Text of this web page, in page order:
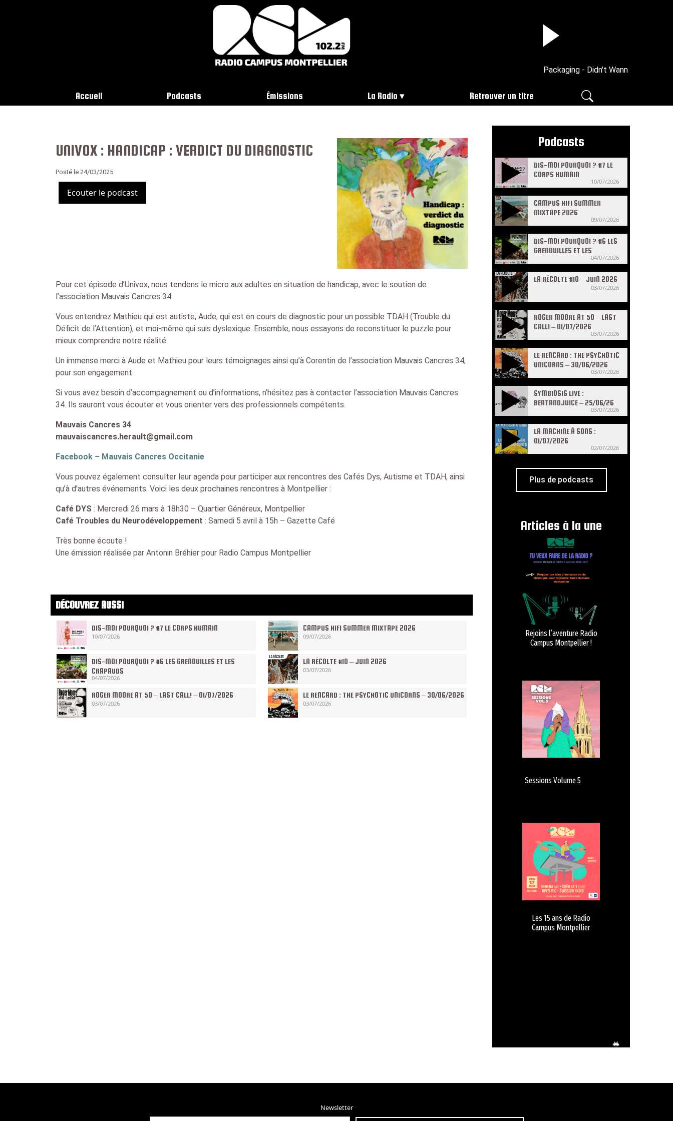
Packaging - Didn't Wanna Stay
Accueil Podcasts Émissions La Radio Retrouver un titre
UNIVOX : HANDICAP : VERDICT DU DIAGNOSTIC
Posté le 24/03/2025
Ecouter le podcast
Pour cet épisode d’Univox, nous tendons le micro aux adultes en situation de handicap, avec le soutien de
l’association Mauvais Cancres 34.
Vous entendrez Mathieu qui est autiste, Aude, qui est en cours de diagnostic pour un possible TDAH (Trouble du
Déficit de l’Attention), et moi-même qui suis dyslexique. Ensemble, nous essayons de reconstituer le puzzle pour
mieux comprendre notre réalité.
Un immense merci à Aude et Mathieu pour leurs témoignages ainsi qu’à Corentin de l’association Mauvais Cancres 34,
pour son engagement.
Si vous avez besoin d’accompagnement ou d’informations, n’hésitez pas à contacter l’association Mauvais Cancres
34. Ils sauront vous écouter et vous orienter vers des professionnels compétents.
Mauvais Cancres 34
mauvaiscancres.herault@gmail.com
Facebook – Mauvais Cancres Occitanie
Vous pouvez également consulter leur agenda pour participer aux rencontres des Cafés Dys, Autisme et TDAH, ainsi
qu’à d’autres événements. Voici les deux prochaines rencontres à Montpellier :
Café DYS : Mercredi 26 mars à 18h30 – Quartier Généreux, Montpellier
Café Troubles du Neurodéveloppement : Samedi 5 avril à 15h – Gazette Café
Très bonne écoute !
Une émission réalisée par Antonin Bréhier pour Radio Campus Montpellier
DÉCOUVREZ AUSSI
DIS-MOI POURQUOI ? #7 LE CORPS HUMAIN
10/07/2026
CAMPUS HIFI SUMMER MIXTAPE 2026
09/07/2026
DIS-MOI POURQUOI ? #6 LES GRENOUILLES ET LES
CRAPAUDS
04/07/2026
LA RÉCOLTE #10 – JUIN 2026
03/07/2026
ROGER MOORE AT 50 – LAST CALL! – 01/07/2026
03/07/2026
LE RENCARD : THE PSYCHOTIC UNICORNS – 30/06/2026
03/07/2026
Podcasts
DIS-MOI POURQUOI ? #7 LE
CORPS HUMAIN
10/07/2026
CAMPUS HIFI SUMMER
MIXTAPE 2026
09/07/2026
DIS-MOI POURQUOI ? #6 LES
GRENOUILLES ET LES
04/07/2026
LA RÉCOLTE #10 – JUIN 2026
03/07/2026
ROGER MOORE AT 50 – LAST
CALL! – 01/07/2026
03/07/2026
LE RENCARD : THE PSYCHOTIC
UNICORNS – 30/06/2026
03/07/2026
SYMBIOSIS LIVE :
BEATANDJUICE – 25/06/26
03/07/2026
LA MACHINE À SONS :
01/07/2026
02/07/2026
Plus de podcasts
Articles à la une
Rejoins l’aventure Radio
Campus Montpellier !
Sessions Volume 5
Les 15 ans de Radio
Campus Montpellier
Newsletter